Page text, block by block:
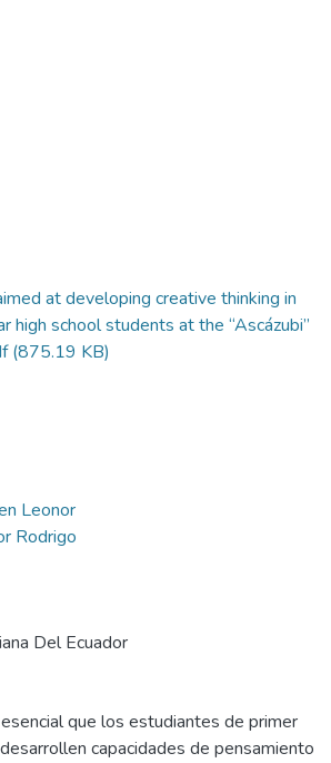
at developing creative thinking in
high school students at the “Ascázubi”
(875.19 KB)
Leonor
Rodrigo
Del Ecuador
que los estudiantes de primer
capacidades de pensamiento